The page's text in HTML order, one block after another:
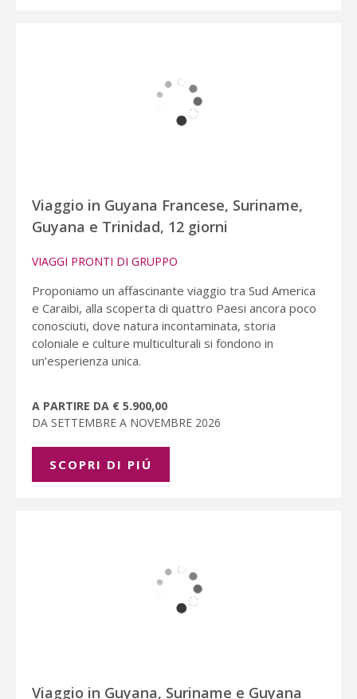
Viaggio in Guyana Francese, Suriname,
Guyana e Trinidad, 12 giorni
VIAGGI PRONTI DI GRUPPO
Proponiamo un affascinante viaggio tra Sud America
e Caraibi, alla scoperta di quattro Paesi ancora poco
conosciuti, dove natura incontaminata, storia
coloniale e culture multiculturali si fondono in
un’esperienza unica.
A PARTIRE DA € 5.900,00
DA SETTEMBRE A NOVEMBRE 2026
SCOPRI DI PIÚ
Viaggio in Guyana, Suriname e Guyana